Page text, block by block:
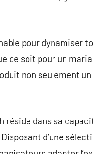
pour dynamiser
ce soit pour un
non seulement
réside dans sa
d’une